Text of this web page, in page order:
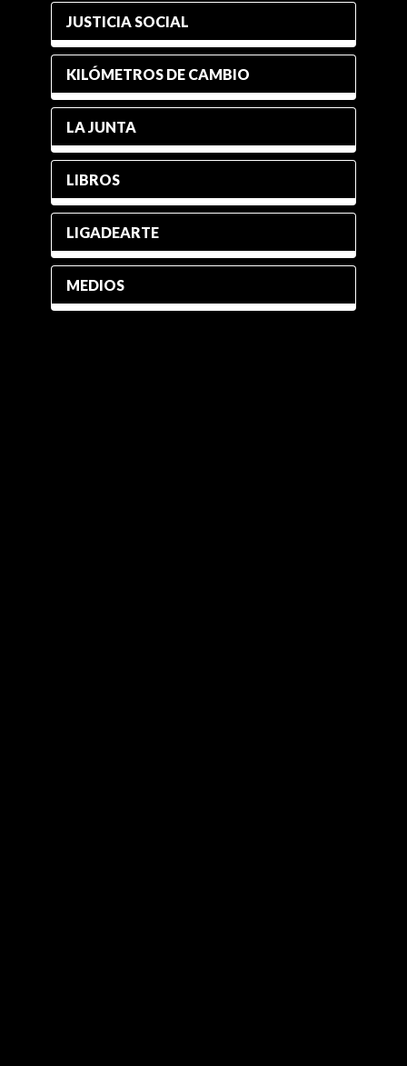
JUSTICIA SOCIAL
KILÓMETROS DE CAMBIO
LA JUNTA
LIBROS
LIGADEARTE
MEDIOS